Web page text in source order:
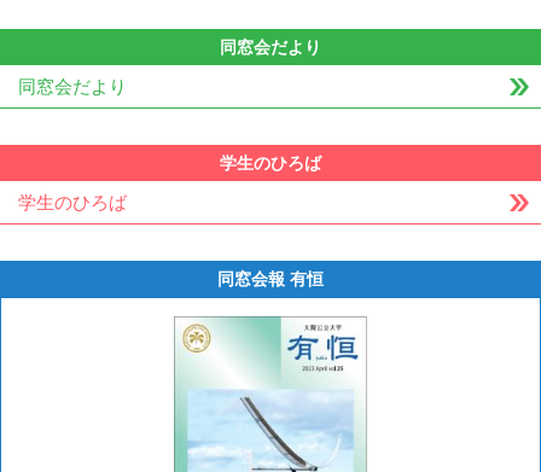
同窓会だより
同窓会だより
学生のひろば
学生のひろば
同窓会報 有恒